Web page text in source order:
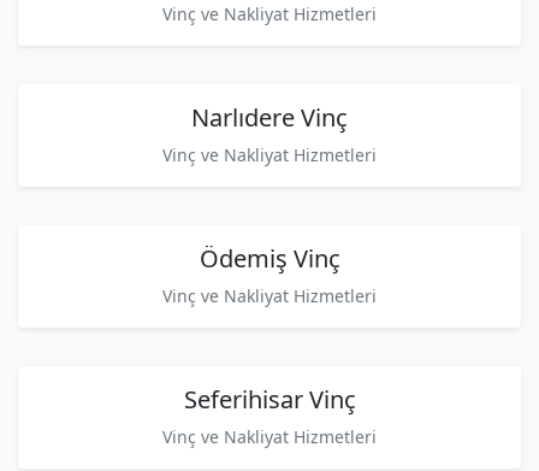
Vinç ve Nakliyat Hizmetleri
Narlıdere Vinç
Vinç ve Nakliyat Hizmetleri
Ödemiş Vinç
Vinç ve Nakliyat Hizmetleri
Seferihisar Vinç
Vinç ve Nakliyat Hizmetleri